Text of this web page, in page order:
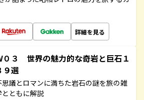
詳細を見る
０３ 世界の魅力的な奇岩と巨石１
９選
思議とロマンに満ちた岩石の謎を旅の雑
とともに解説